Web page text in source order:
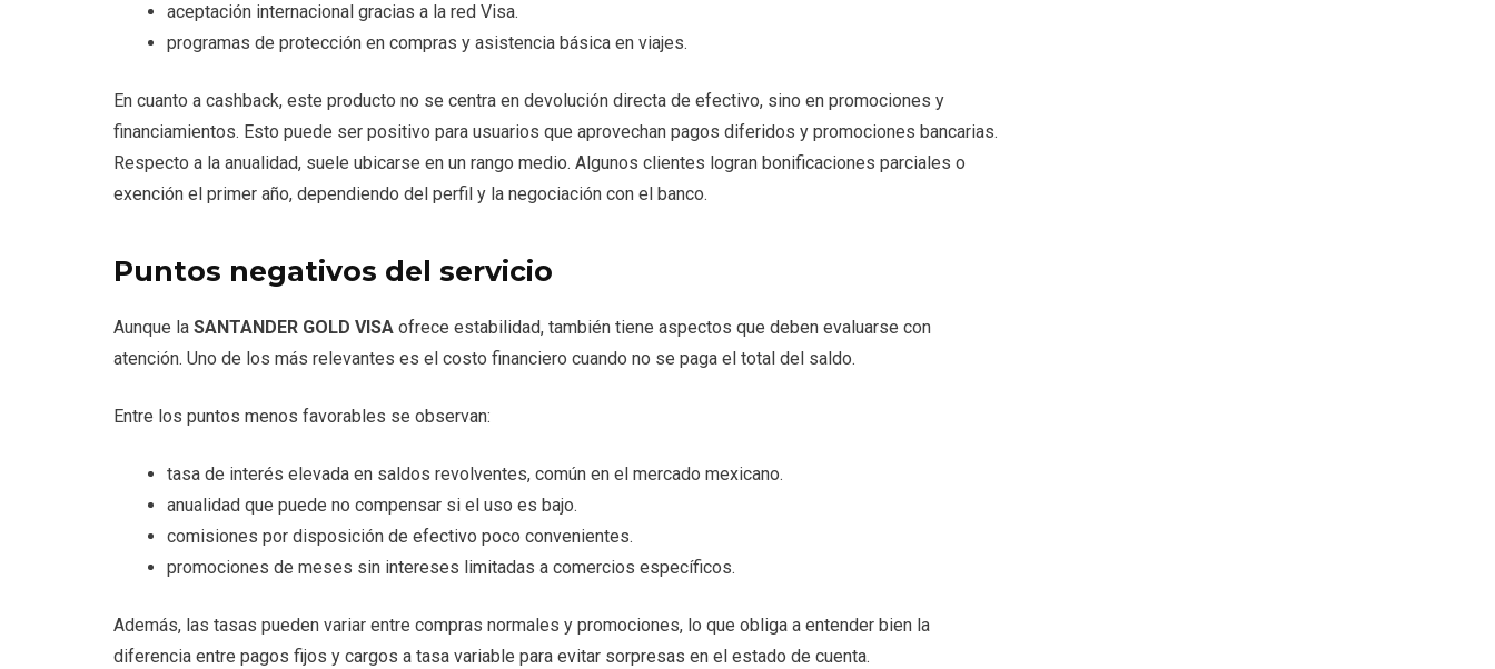
aceptación internacional gracias a la red Visa.
programas de protección en compras y asistencia básica en viajes.
En cuanto a cashback, este producto no se centra en devolución directa de efectivo, sino en promociones y
financiamientos. Esto puede ser positivo para usuarios que aprovechan pagos diferidos y promociones bancarias.
Respecto a la anualidad, suele ubicarse en un rango medio. Algunos clientes logran bonificaciones parciales o
exención el primer año, dependiendo del perfil y la negociación con el banco.
Puntos negativos del servicio
Aunque la SANTANDER GOLD VISA ofrece estabilidad, también tiene aspectos que deben evaluarse con
atención. Uno de los más relevantes es el costo financiero cuando no se paga el total del saldo.
Entre los puntos menos favorables se observan:
tasa de interés elevada en saldos revolventes, común en el mercado mexicano.
anualidad que puede no compensar si el uso es bajo.
comisiones por disposición de efectivo poco convenientes.
promociones de meses sin intereses limitadas a comercios específicos.
Además, las tasas pueden variar entre compras normales y promociones, lo que obliga a entender bien la
diferencia entre pagos fijos y cargos a tasa variable para evitar sorpresas en el estado de cuenta.